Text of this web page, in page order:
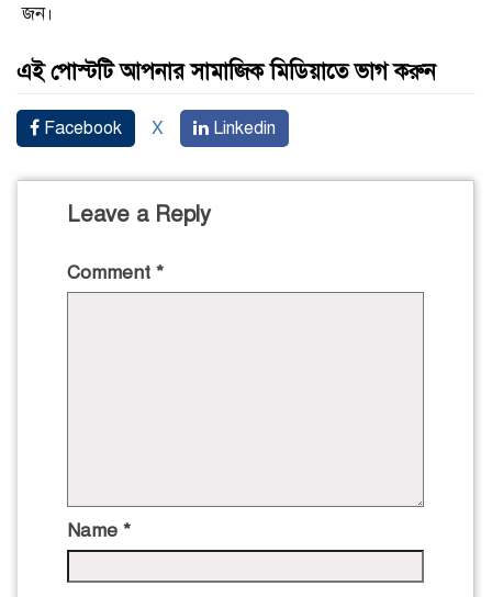
জন।
এই পোস্টটি আপনার সামাজিক মিডিয়াতে ভাগ করুন
Facebook X Linkedin
Leave a Reply
Comment *
Name *